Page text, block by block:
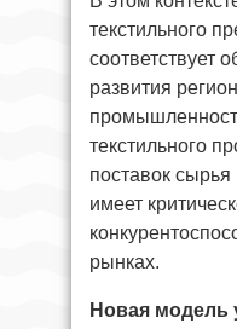
текстильного
соответствует
развития
текстильного
поставок сырья
имеет
рынках.
Новая модель